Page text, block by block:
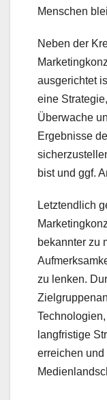
Menschen
Neben der
ausgerichtet
eine
Überwache
Ergebnisse
bist und ggf.
Letztendlich
bekannter zu
zu lenken.
langfristige
erreichen